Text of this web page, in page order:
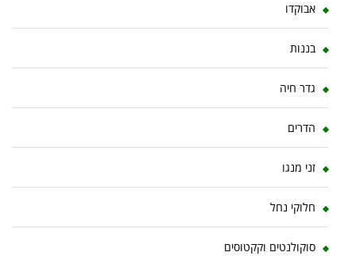
אבוקדו
בננות
גדר חיה
הדרים
זני מנגו
חלוקי נחל
סוקולנטים וקקטוסים